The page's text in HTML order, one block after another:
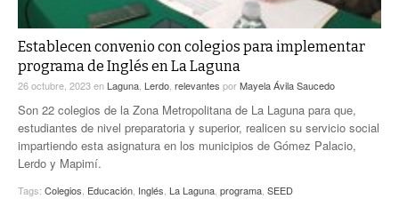
Establecen convenio con colegios para implementar
programa de Inglés en La Laguna
26 octubre, 2023en Laguna Lerdo relevantes porMayela Ávila Saucedo
Son 22 colegios de la Zona Metropolitana de La Laguna para que,
estudiantes de nivel preparatoria y superior, realicen su servicio social
impartiendo esta asignatura en los municipios de Gómez Palacio,
Lerdo y Mapimí.
Tags: Colegios Educación Inglés La Laguna programa SEED